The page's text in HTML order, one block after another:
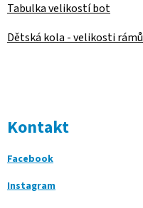
Tabulka velikostí bot
Dětská kola - velikosti rámů
Kontakt
Facebook
Instagram